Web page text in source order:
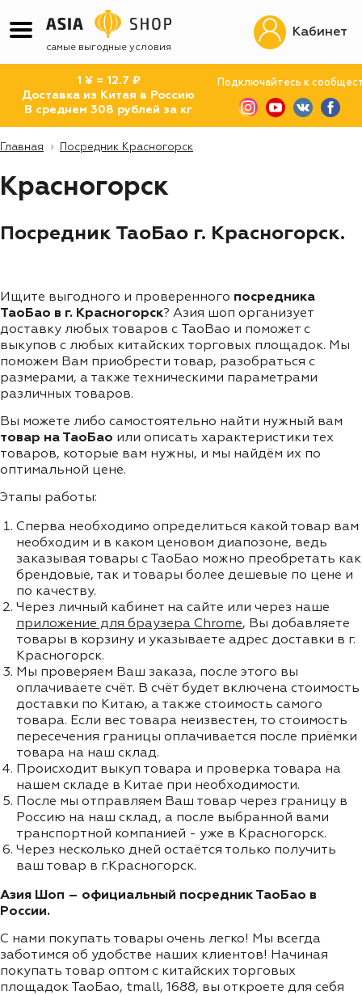
самые выгодные условия
1 ¥ = 12.7 ₽
Доставка из Китая в Россию
В среднем 308 рублей за кг
Подключайтесь к
Кабинет
Главная Посредник Красногорск
Красногорск
Посредник ТаоБао г. Красногорск.
Ищите выгодного и проверенного посредника
ТаоБао в г. Красногорск? Азия шоп организует
доставку любых товаров с TaoBao и поможет с
выкупов с любых китайских торговых площадок. Мы
поможем Вам приобрести товар, разобраться с
размерами, а также техническими параметрами
различных товаров.
Вы можете либо самостоятельно найти нужный вам
товар на ТаоБао или описать характеристики тех
товаров, которые вам нужны, и мы найдём их по
оптимальной цене.
Этапы работы:
Сперва необходимо определиться какой товар вам
необходим и в каком ценовом диапозоне, ведь
заказывая товары с ТаоБао можно преобретать как
брендовые, так и товары более дешевые по цене и
по качеству.
Через личный кабинет на сайте или через наше
приложение для браузера Chrome, Вы добавляете
товары в корзину и указываете адрес доставки в г.
Красногорск.
Мы проверяем Ваш заказа, после этого вы
оплачиваете счёт. В счёт будет включена стоимость
доставки по Китаю, а также стоимость самого
товара. Если вес товара неизвестен, то стоимость
пересечения границы оплачивается после приёмки
товара на наш склад.
Происходит выкуп товара и проверка товара на
нашем складе в Китае при необходимости.
После мы отправляем Ваш товар через границу в
Россию на наш склад, а после выбранной вами
транспортной компанией - уже в Красногорск.
Через несколько дней остаётся только получить
ваш товар в г.Красногорск.
Азия Шоп – официальный посредник ТаоБао в
России.
С нами покупать товары очень легко! Мы всегда
заботимся об удобстве наших клиентов! Начиная
покупать товар оптом с китайских торговых
площадок ТаоБао, tmall, 1688, вы откроете для себя